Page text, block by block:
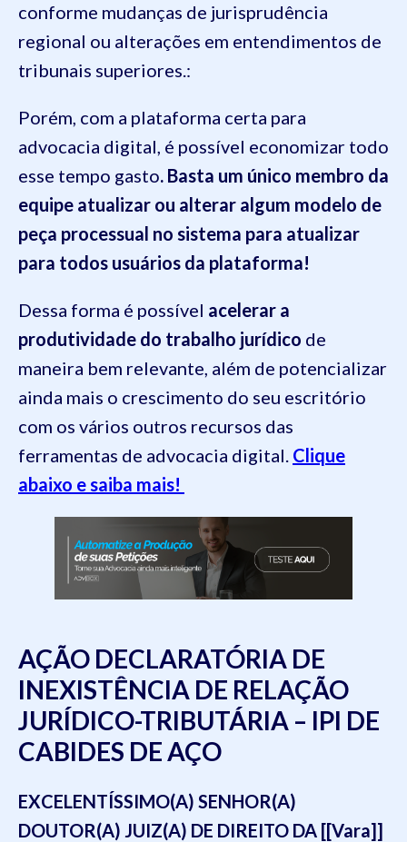
conforme mudanças de jurisprudência
regional ou alterações em entendimentos de
tribunais superiores.:
Porém, com a plataforma certa para
advocacia digital, é possível economizar todo
esse tempo gasto. Basta um único membro da
equipe atualizar ou alterar algum modelo de
peça processual no sistema para atualizar
para todos usuários da plataforma!
Dessa forma é possível acelerar a
produtividade do trabalho jurídico de
maneira bem relevante, além de potencializar
ainda mais o crescimento do seu escritório
com os vários outros recursos das
ferramentas de advocacia digital. Clique
abaixo e saiba mais!
AÇÃO DECLARATÓRIA DE
INEXISTÊNCIA DE RELAÇÃO
JURÍDICO-TRIBUTÁRIA – IPI DE
CABIDES DE AÇO
EXCELENTÍSSIMO(A) SENHOR(A)
DOUTOR(A) JUIZ(A) DE DIREITO DA [[Vara]]